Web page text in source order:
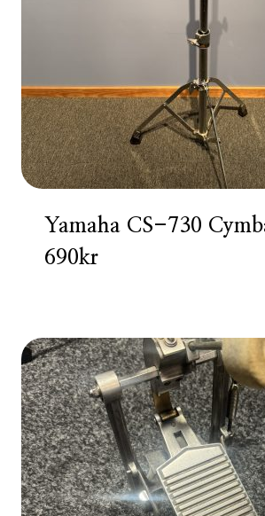
Yamaha CS-730
690kr